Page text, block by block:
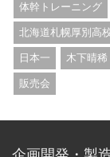
体幹トレーニング
北海道札幌厚別高
日本一 木下晴稀
販売会